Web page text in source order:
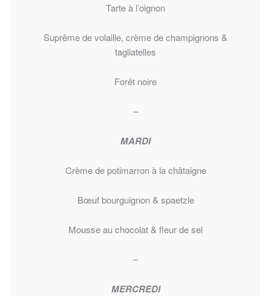
Tarte à l’oignon
Suprême de volaille, crème de champignons &
tagliatelles
Forêt noire
–
MARDI
Crème de potimarron à la châtaigne
Bœuf bourguignon & spaetzle
Mousse au chocolat & fleur de sel
–
MERCREDI